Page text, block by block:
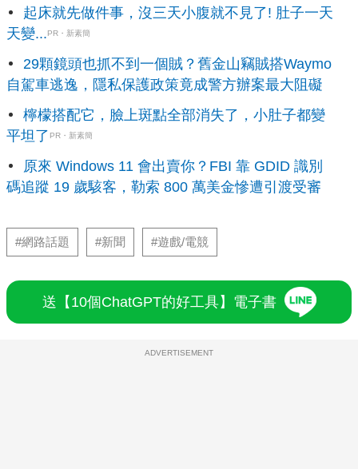
起床就先做件事，沒三天小腹就不見了! 肚子一天
天變...PR・新素簡
29顆鏡頭也抓不到一個賊？舊金山竊賊搭Waymo
自駕車逃逸，隱私保護政策竟成警方辦案最大阻礙
檸檬搭配它，臉上斑點全部消失了，小肚子都變
平坦了 PR・新素簡
原來 Windows 11 會出賣你？FBI 靠 GDID 識別
碼追蹤 19 歲駭客，勒索 800 萬美金慘遭引渡受審
#網路話題 #新聞 #遊戲/電競
送【10個ChatGPT的好工具】電子書
ADVERTISEMENT